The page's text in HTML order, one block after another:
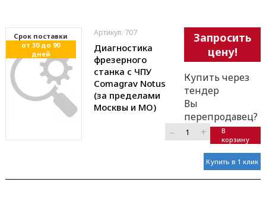
Cрок поставки
от 30 до 90
дней
Артикул: 707
Диагностика
фрезерного
станка с ЧПУ
Comagrav Notus
(за пределами
Москвы и МО)
Запросить
цену!
Купить через
тендер
Вы
перепродавец?
–
+
В
корзину
Купить в 1 клик